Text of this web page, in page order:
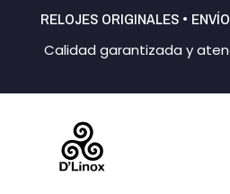
contenido
RELOJES ORIGINALES •
Calidad garantizada y